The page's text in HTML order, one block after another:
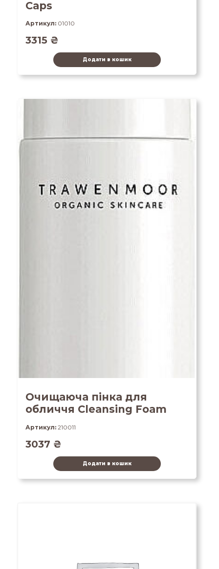
Caps
Артикул: 01010
3315 ₴
Додати в кошик
Очищаюча пінка для
обличчя Cleansing Foam
Артикул: 210011
3037 ₴
Додати в кошик